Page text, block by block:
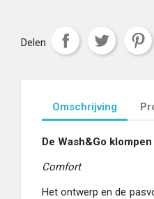
Delen
Omschrijving
De Wash&Go klompen
Comfort
Het ontwerp en de